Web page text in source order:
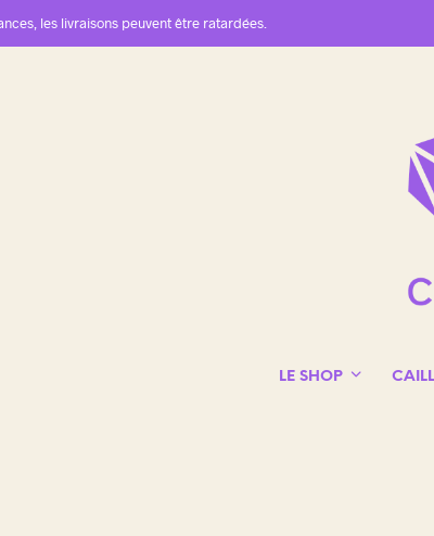
les livraisons peuvent être ratardées.
LE SHOP